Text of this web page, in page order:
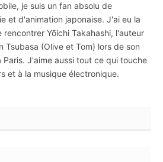
je suis un fan absolu de
et d'animation japonaise. J'ai eu la
rencontrer Yōichi Takahashi, l'auteur
Tsubasa (Olive et Tom) lors de son
Paris. J'aime aussi tout ce qui touche
et à la musique électronique.